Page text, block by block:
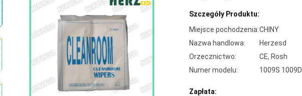
Szczegóły Produktu:
Miejsce pochodzenia:CHINY
Nazwa handlowa:
Herzesd
Orzecznictwo:
CE, Rosh
Numer modelu:
1009S 1009D
Zapłata: